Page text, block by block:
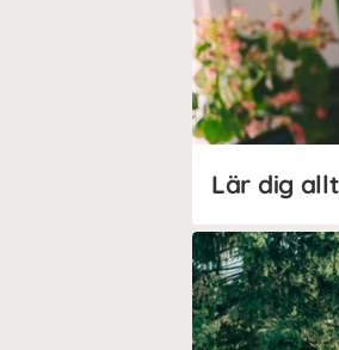
Lär dig